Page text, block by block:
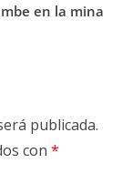
en la mina
publicada.
con *